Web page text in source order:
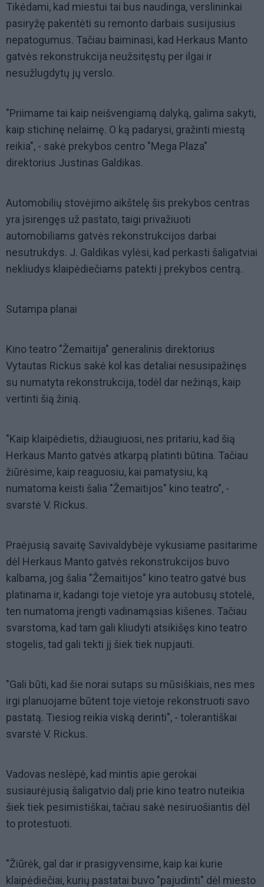
Tikėdami, kad miestui tai bus naudinga, verslininkai
pasiryžę pakentėti su remonto darbais susijusius
nepatogumus. Tačiau baiminasi, kad Herkaus Manto
gatvės rekonstrukcija neužsitęstų per ilgai ir
nesužlugdytų jų verslo.
"Priimame tai kaip neišvengiamą dalyką, galima sakyti,
kaip stichinę nelaimę. O ką padarysi, gražinti miestą
reikia", - sakė prekybos centro "Mega Plaza"
direktorius Justinas Galdikas.
Automobilių stovėjimo aikštelę šis prekybos centras
yra įsirengęs už pastato, taigi privažiuoti
automobiliams gatvės rekonstrukcijos darbai
nesutrukdys. J. Galdikas vylėsi, kad perkasti šaligatviai
nekliudys klaipėdiečiams patekti į prekybos centrą.
Sutampa planai
Kino teatro "Žemaitija" generalinis direktorius
Vytautas Rickus sakė kol kas detaliai nesusipažinęs
su numatyta rekonstrukcija, todėl dar nežinąs, kaip
vertinti šią žinią.
"Kaip klaipėdietis, džiaugiuosi, nes pritariu, kad šią
Herkaus Manto gatvės atkarpą platinti būtina. Tačiau
žiūrėsime, kaip reaguosiu, kai pamatysiu, ką
numatoma keisti šalia "Žemaitijos" kino teatro", -
svarstė V. Rickus.
Praėjusią savaitę Savivaldybėje vykusiame pasitarime
dėl Herkaus Manto gatvės rekonstrukcijos buvo
kalbama, jog šalia "Žemaitijos" kino teatro gatvė bus
platinama ir, kadangi toje vietoje yra autobusų stotelė,
ten numatoma įrengti vadinamąsias kišenes. Tačiau
svarstoma, kad tam gali kliudyti atsikišęs kino teatro
stogelis, tad gali tekti jį šiek tiek nupjauti.
"Gali būti, kad šie norai sutaps su mūsiškiais, nes mes
irgi planuojame būtent toje vietoje rekonstruoti savo
pastatą. Tiesiog reikia viską derinti", - tolerantiškai
svarstė V. Rickus.
Vadovas neslėpė, kad mintis apie gerokai
susiaurėjusią šaligatvio dalį prie kino teatro nuteikia
šiek tiek pesimistiškai, tačiau sakė nesiruošiantis dėl
to protestuoti.
"Žiūrėk, gal dar ir prasigyvensime, kaip kai kurie
klaipėdiečiai, kurių pastatai buvo "pajudinti" dėl miesto